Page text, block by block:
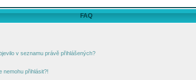
FAQ
v seznamu právě přihlášených?
nemohu přihlásit?!